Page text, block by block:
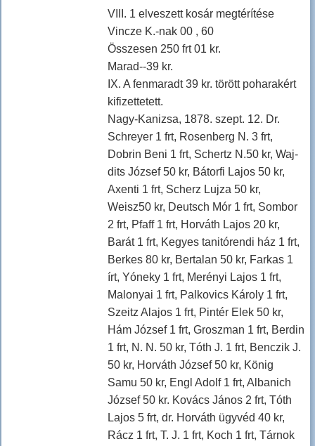
VIII. 1 elveszett kosár megtérítése
Vincze K.-nak 00 , 60
Összesen 250 frt 01 kr.
Marad--39 kr.
IX. A fenmaradt 39 kr. törött poharakért
kifizettetett.
Nagy-Kanizsa, 1878. szept. 12. Dr.
Schreyer 1 frt, Rosenberg N. 3 frt,
Dobrin Beni 1 frt, Schertz N.50 kr, Waj-
dits József 50 kr, Bátorfi Lajos 50 kr,
Axenti 1 frt, Scherz Lujza 50 kr,
Weisz50 kr, Deutsch Mór 1 frt, Sombor
2 frt, Pfaff 1 frt, Horváth Lajos 20 kr,
Barát 1 frt, Kegyes tanitórendi ház 1 frt,
Berkes 80 kr, Bertalan 50 kr, Farkas 1
írt, Yóneky 1 frt, Merényi Lajos 1 frt,
Malonyai 1 frt, Palkovics Károly 1 frt,
Szeitz Alajos 1 frt, Pintér Elek 50 kr,
Hám József 1 frt, Groszman 1 frt, Berdin
1 frt, N. N. 50 kr, Tóth J. 1 frt, Benczik J.
50 kr, Horváth József 50 kr, König
Samu 50 kr, Engl Adolf 1 frt, Albanich
József 50 kr. Kovács János 2 frt, Tóth
Lajos 5 frt, dr. Horváth ügyvéd 40 kr,
Rácz 1 frt, T. J. 1 frt, Koch 1 frt, Tárnok